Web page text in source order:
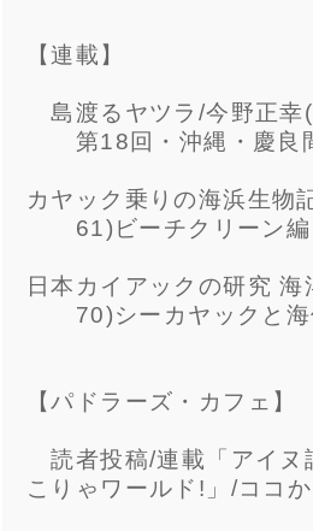
【連載】
島渡るヤツラ/今野正幸
第18回・沖縄・慶良
カヤック乗りの海浜生物
61)ビーチクリーン編
日本カイアックの研究
70)シーカヤックと海
【パドラーズ・カフェ】
読者投稿/連載「アイヌ
こりゃワールド!」/ココ